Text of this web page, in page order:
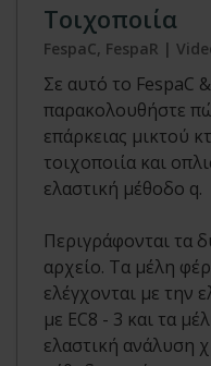
Τοιχοποιία
FespaC, FespaR |
Σε αυτό το FespaC
παρακολουθήστε
επάρκειας μικτού
τοιχοποιία και
ελαστική μέθοδο q.
Περιγράφονται τα
αρχείο. Τα μέλη
ελέγχονται με την
με EC8 - 3 και τα
ελαστική ανάλυση